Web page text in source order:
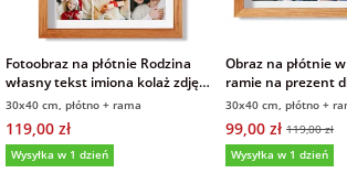
na prezent
na Dzień Babci i
Dziadka
Fotoobraz na płótnie Rodzina
własny tekst imiona kolaż zdjęć
w drewnianej ramie 30x40 cm
30x40 cm, płótno + rama
119,00 zł
Wysyłka w 1 dzień
Obraz na płótnie
ramie na prezent
Dzień Ojca kolaż
30x40 cm, płótno +
99,00 zł 119,00 zł
Wysyłka w 1 dzień